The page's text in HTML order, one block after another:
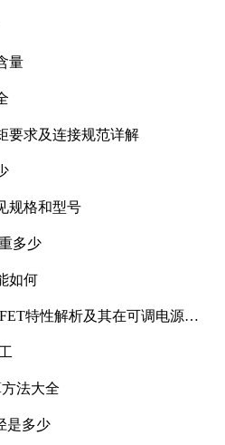
量
要求及连接规范详解
规格和型号
多少
如何
特性解析及其在可调电源设
法大全
是多少